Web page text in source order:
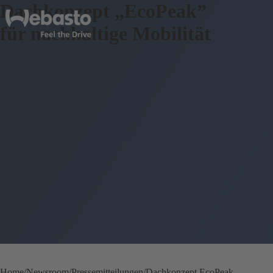
Dachkonzept „EcoPeak”
für nachhaltige Mobilität